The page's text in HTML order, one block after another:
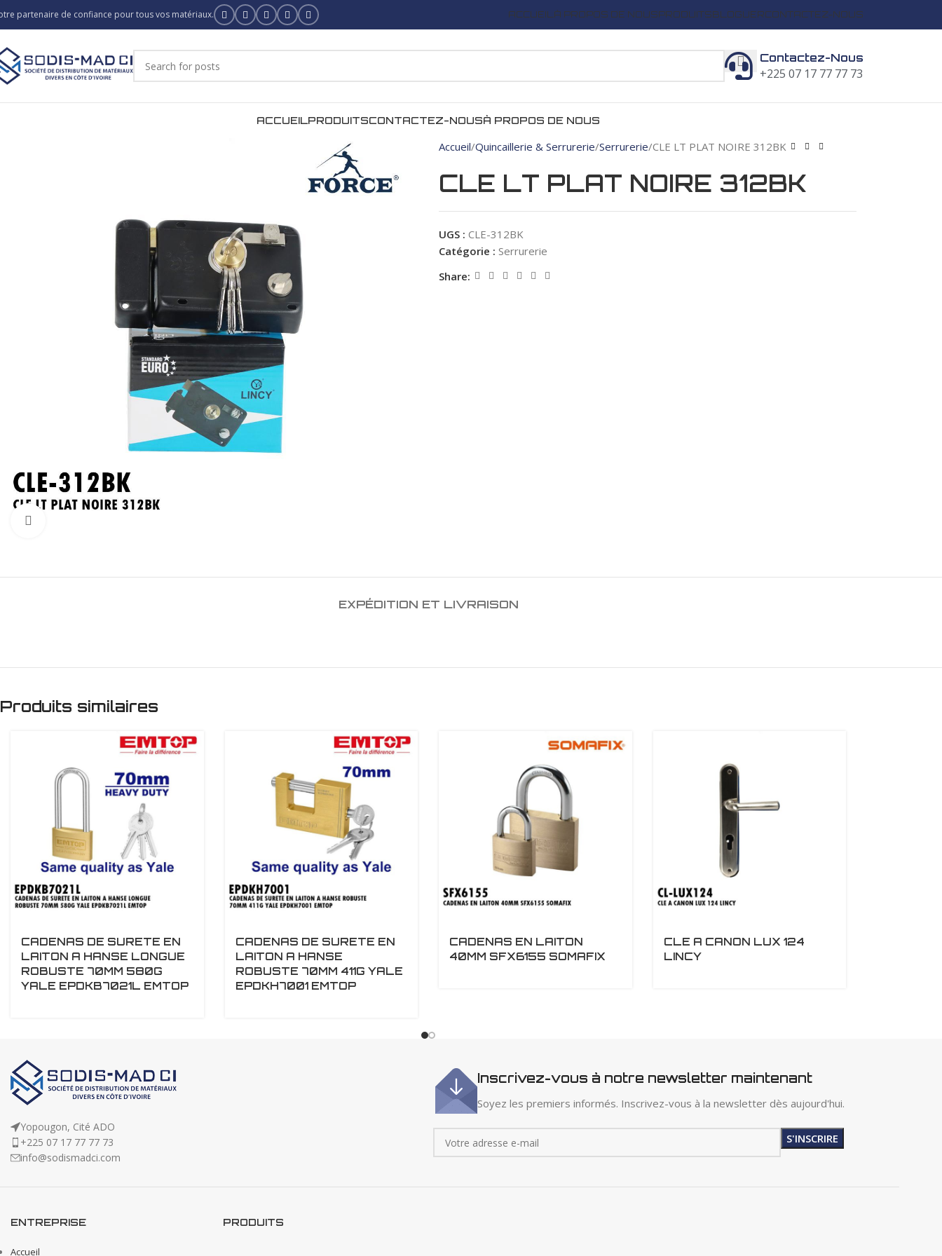
partenaire de confiance pour tous vos matériaux. ACCUEILÀ PROPOS DE NOUSPRODUITSBLOGUERCONTACTEZ-NOUS
Contactez-Nous
+225 07 17 77 77 73
ACCUEILPRODUITSCONTACTEZ-NOUSÀ PROPOS DE NOUS
Accueil Quincaillerie & Serrurerie Serrurerie CLE LT PLAT NOIRE 312BK
CLE LT PLAT NOIRE 312BK
UGS : CLE-312BK
Catégorie : Serrurerie
Share:
EXPÉDITION ET LIVRAISON
Produits similaires
CADENAS DE SURETE EN
LAITON A HANSE LONGUE
ROBUSTE 70MM 580G
YALE EPDKB7021L EMTOP
CADENAS DE SURETE EN
LAITON A HANSE
ROBUSTE 70MM 411G YALE
EPDKH7001 EMTOP
CADENAS EN LAITON
40MM SFX6155 SOMAFIX
CLE A CANON LUX 124
LINCY
Yopougon, Cité ADO
+225 07 17 77 77 73
info@sodismadci.com
Inscrivez-vous à notre newsletter maintenant
Soyez les premiers informés. Inscrivez-vous à la newsletter dès aujourd'hui.
ENTREPRISE
Accueil
PRODUITS